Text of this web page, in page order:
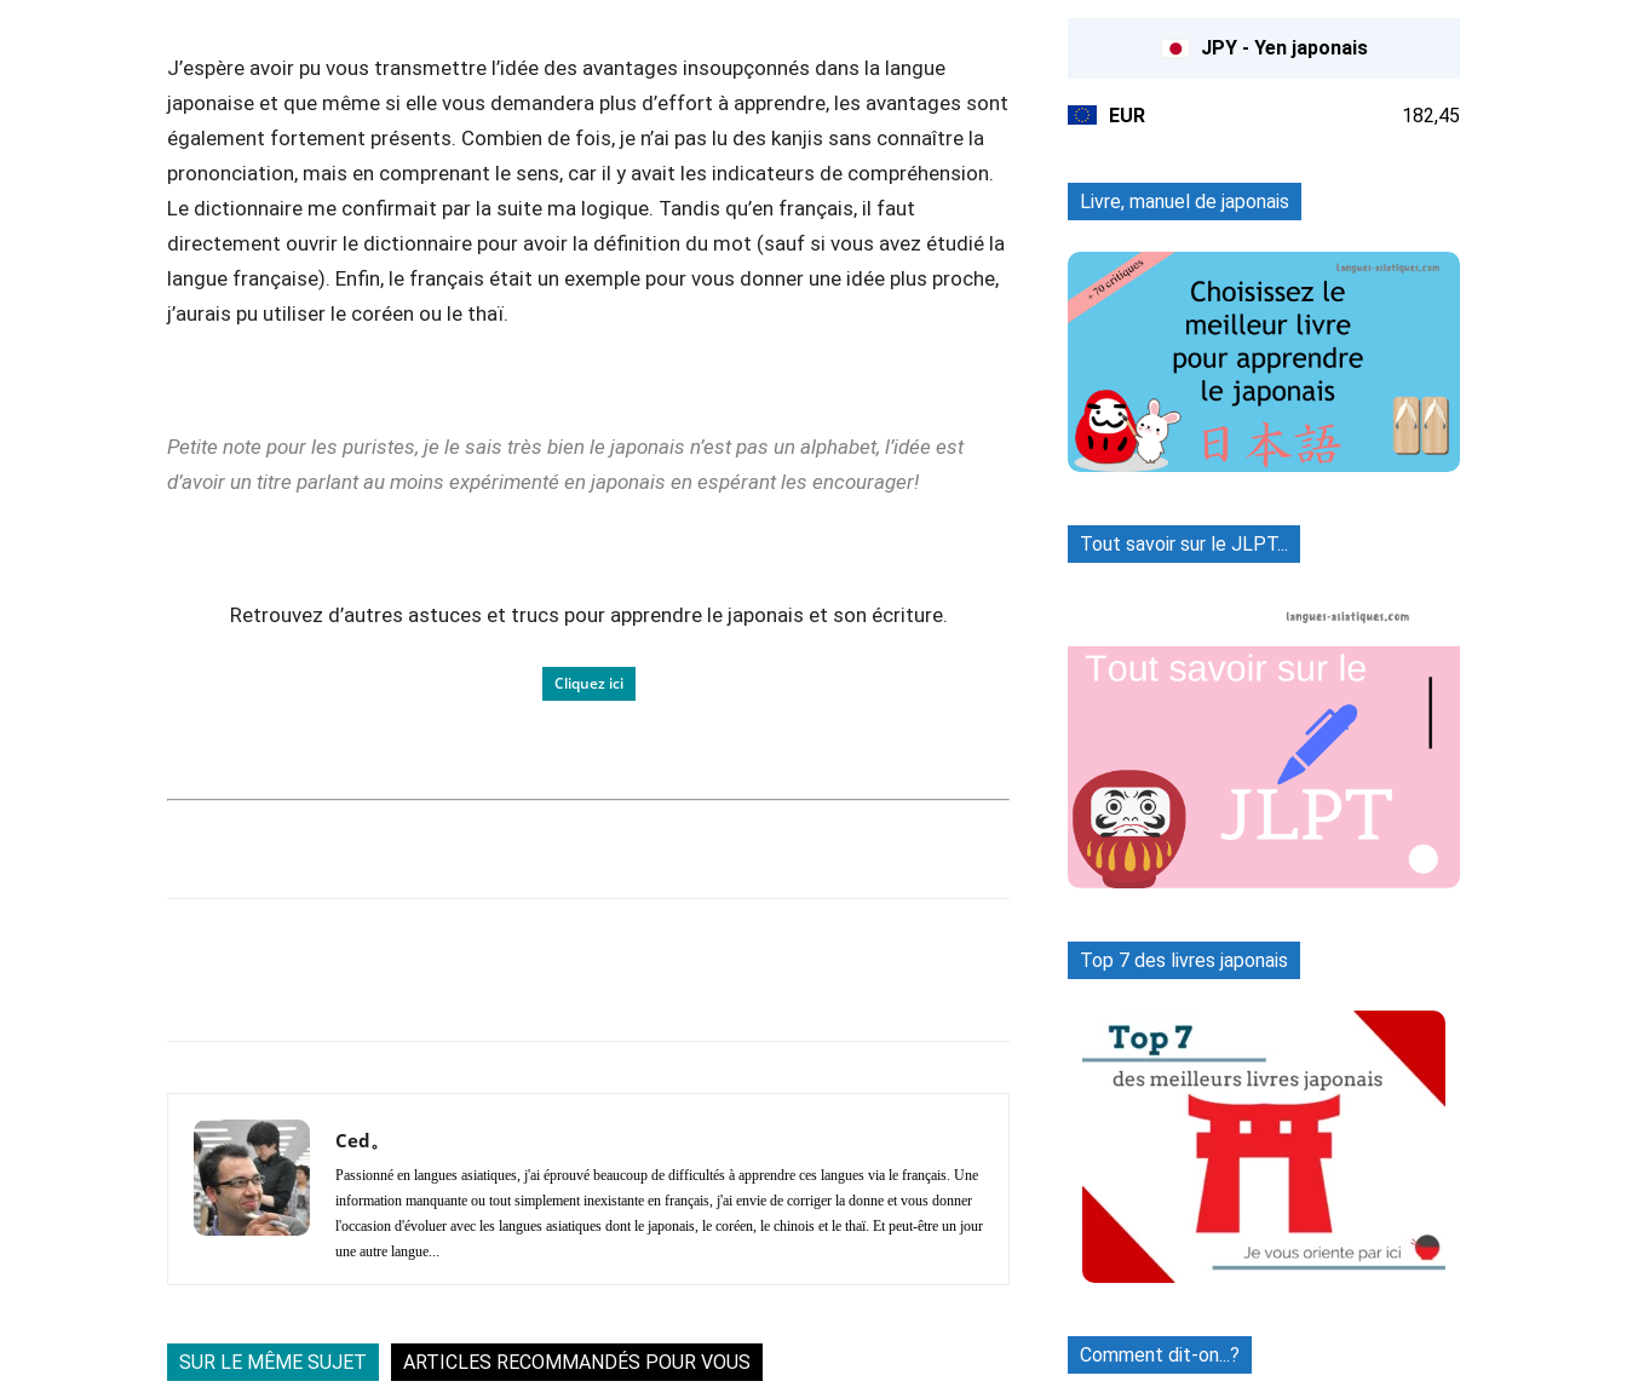
J’espère avoir pu vous transmettre l’idée des avantages insoupçonnés dans la langue
japonaise et que même si elle vous demandera plus d’effort à apprendre, les avantages sont
également fortement présents. Combien de fois, je n’ai pas lu des kanjis sans connaître la
prononciation, mais en comprenant le sens, car il y avait les indicateurs de compréhension.
Le dictionnaire me confirmait par la suite ma logique. Tandis qu’en français, il faut
directement ouvrir le dictionnaire pour avoir la définition du mot (sauf si vous avez étudié la
langue française). Enfin, le français était un exemple pour vous donner une idée plus proche,
j’aurais pu utiliser le coréen ou le thaï.
Petite note pour les puristes, je le sais très bien le japonais n’est pas un alphabet, l’idée est
d’avoir un titre parlant au moins expérimenté en japonais en espérant les encourager!
Retrouvez d’autres astuces et trucs pour apprendre le japonais et son écriture.
Cliquez ici
Ced。
Passionné en langues asiatiques, j'ai éprouvé beaucoup de difficultés à apprendre ces langues via le français. Une
information manquante ou tout simplement inexistante en français, j'ai envie de corriger la donne et vous donner
l'occasion d'évoluer avec les langues asiatiques dont le japonais, le coréen, le chinois et le thaï. Et peut-être un jour
une autre langue...
SUR LE MÊME SUJET ARTICLES RECOMMANDÉS POUR VOUS
JPY - Yen japonais
EUR 182,45
Livre, manuel de japonais
Tout savoir sur le JLPT...
Top 7 des livres japonais
Comment dit-on...?